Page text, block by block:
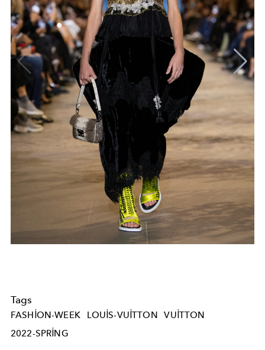
Tags
FASHION-WEEK LOUIS-VUITTON
VUITTON
2022-SPRING